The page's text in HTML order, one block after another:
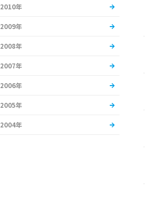
2010年
2009年
2008年
2007年
2006年
2005年
2004年